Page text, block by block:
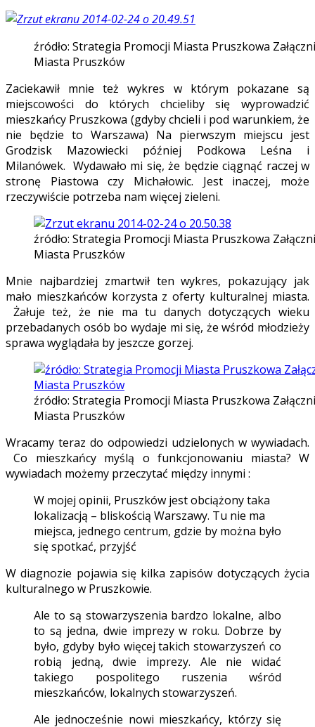
źródło: Strategia Promocji Miasta Pruszkowa
Miasta Pruszków
Zaciekawił mnie też wykres w którym pokazane są
miejscowości do których chcieliby się wyprowadzić
mieszkańcy Pruszkowa (gdyby chcieli i pod warunkiem, że
nie będzie to Warszawa) Na pierwszym miejscu jest
Grodzisk Mazowiecki później Podkowa Leśna i
Milanówek. Wydawało mi się, że będzie ciągnąć raczej w
stronę Piastowa czy Michałowic. Jest inaczej, może
rzeczywiście potrzeba nam więcej zieleni.
źródło: Strategia Promocji Miasta Pruszkowa
Miasta Pruszków
Mnie najbardziej zmartwił ten wykres, pokazujący jak
mało mieszkańców korzysta z oferty kulturalnej miasta.
Żałuje też, że nie ma tu danych dotyczących wieku
przebadanych osób bo wydaje mi się, że wśród młodzieży
sprawa wyglądała by jeszcze gorzej.
źródło: Strategia Promocji Miasta Pruszkowa
Miasta Pruszków
Wracamy teraz do odpowiedzi udzielonych w wywiadach.
Co mieszkańcy myślą o funkcjonowaniu miasta? W
wywiadach możemy przeczytać między innymi :
W mojej opinii, Pruszków jest obciążony taka
lokalizacją – bliskością Warszawy. Tu nie ma
miejsca, jednego centrum, gdzie by można było
się spotkać, przyjść
W diagnozie pojawia się kilka zapisów dotyczących życia
kulturalnego w Pruszkowie.
Ale to są stowarzyszenia bardzo lokalne, albo
to są jedna, dwie imprezy w roku. Dobrze by
było, gdyby było więcej takich stowarzyszeń co
robią jedną, dwie imprezy. Ale nie widać
takiego pospolitego ruszenia wśród
mieszkańców, lokalnych stowarzyszeń.
Ale jednocześnie nowi mieszkańcy, którzy się